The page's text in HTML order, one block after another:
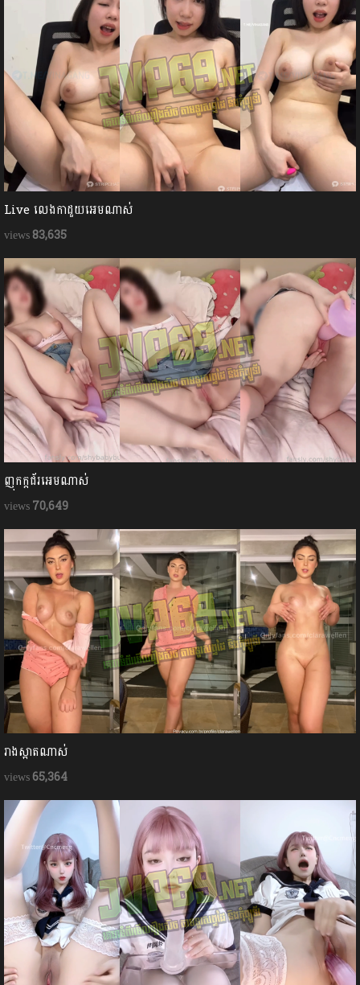
Live លេងកាដួយអេមណាស់
83,635
ញុកក្ដជ័រអេមណាស់
70,649
រាងស្អាតណាស់
65,364